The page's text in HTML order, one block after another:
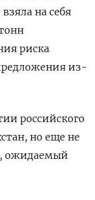
на себя
риска
из-
российского
но еще не
ожидаемый